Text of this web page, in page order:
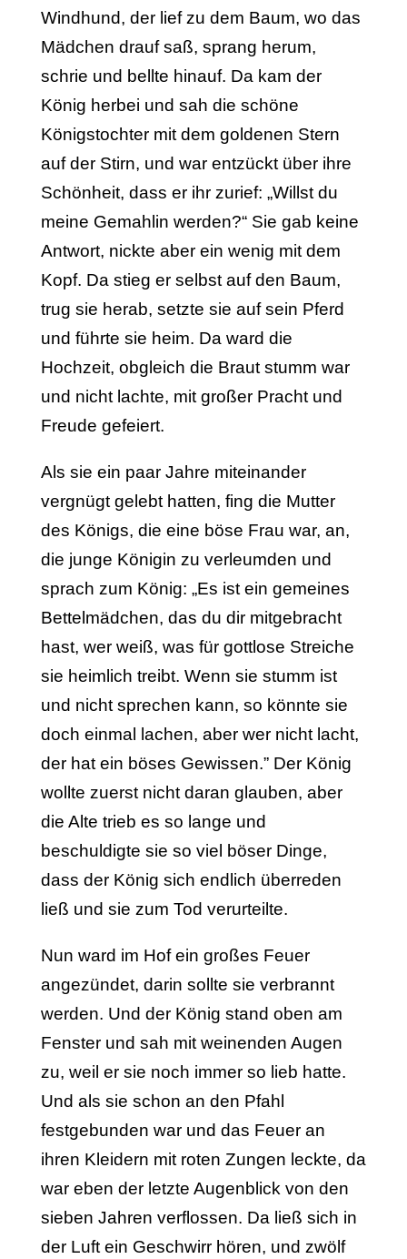
Windhund, der lief zu dem Baum, wo das
Mädchen drauf saß, sprang herum,
schrie und bellte hinauf. Da kam der
König herbei und sah die schöne
Königstochter mit dem goldenen Stern
auf der Stirn, und war entzückt über ihre
Schönheit, dass er ihr zurief: „Willst du
meine Gemahlin werden?“ Sie gab keine
Antwort, nickte aber ein wenig mit dem
Kopf. Da stieg er selbst auf den Baum,
trug sie herab, setzte sie auf sein Pferd
und führte sie heim. Da ward die
Hochzeit, obgleich die Braut stumm war
und nicht lachte, mit großer Pracht und
Freude gefeiert.
Als sie ein paar Jahre miteinander
vergnügt gelebt hatten, fing die Mutter
des Königs, die eine böse Frau war, an,
die junge Königin zu verleumden und
sprach zum König: „Es ist ein gemeines
Bettelmädchen, das du dir mitgebracht
hast, wer weiß, was für gottlose Streiche
sie heimlich treibt. Wenn sie stumm ist
und nicht sprechen kann, so könnte sie
doch einmal lachen, aber wer nicht lacht,
der hat ein böses Gewissen.” Der König
wollte zuerst nicht daran glauben, aber
die Alte trieb es so lange und
beschuldigte sie so viel böser Dinge,
dass der König sich endlich überreden
ließ und sie zum Tod verurteilte.
Nun ward im Hof ein großes Feuer
angezündet, darin sollte sie verbrannt
werden. Und der König stand oben am
Fenster und sah mit weinenden Augen
zu, weil er sie noch immer so lieb hatte.
Und als sie schon an den Pfahl
festgebunden war und das Feuer an
ihren Kleidern mit roten Zungen leckte, da
war eben der letzte Augenblick von den
sieben Jahren verflossen. Da ließ sich in
der Luft ein Geschwirr hören, und zwölf